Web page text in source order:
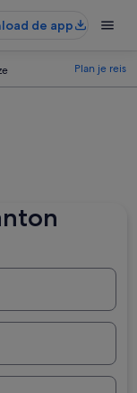
de app
Plan je reis